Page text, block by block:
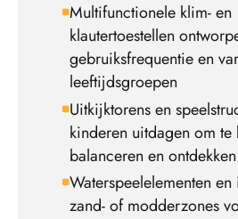
Multifunctionele klim- en
klautertoestellen
gebruiksfrequentie en
leeftijdsgroepen
Uitkijktorens en
kinderen uitdagen om te
balanceren en ontdekken
Waterspeelelementen
zand- of modderzones